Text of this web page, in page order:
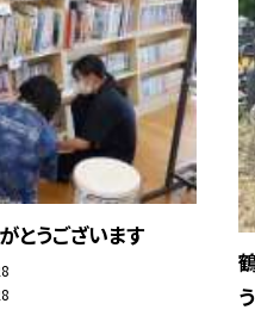
とうございます